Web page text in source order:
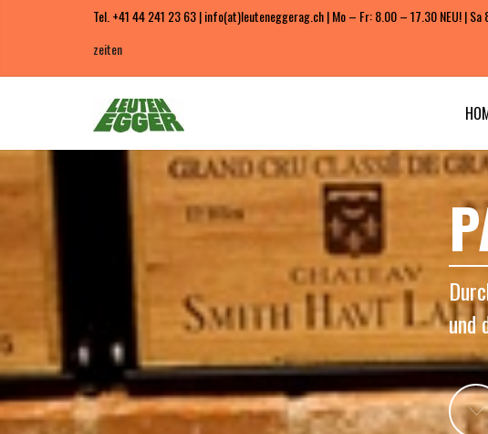
Tel. +41 44 241 23 63 | info(at)leuteneggerag.ch | Mo – Fr: 8.00 – 17.30 NEU! |
zeiten
und